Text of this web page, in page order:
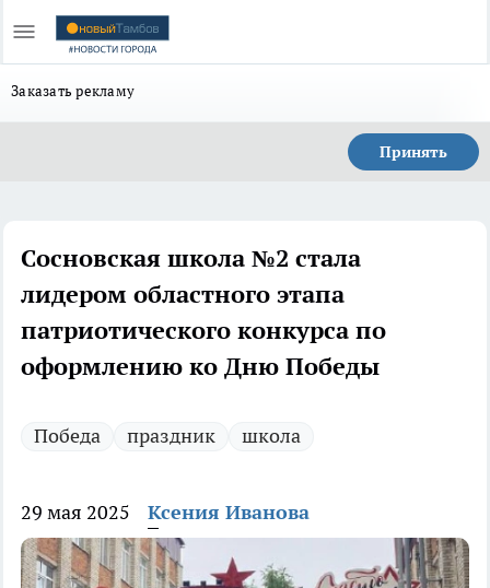
Заказать рекламу
Принять
Сосновская школа №2 стала
лидером областного этапа
патриотического конкурса по
оформлению ко Дню Победы
Победа праздник школа
29 мая 2025 Ксения Иванова